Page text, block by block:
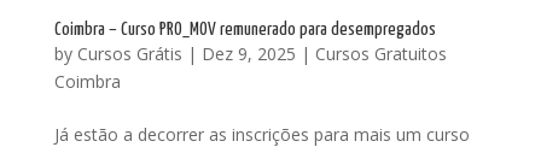
Coimbra – Curso PRO_MOV remunerado para desempregados
by Cursos Grátis | Dez 9, 2025 | Cursos Gratuitos
Coimbra
Já estão a decorrer as inscrições para mais um curso